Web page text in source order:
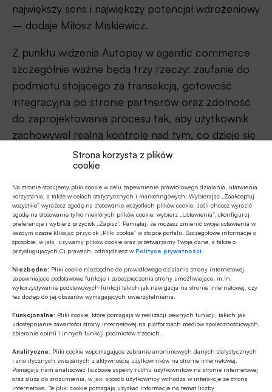
Strona korzysta z plików
cookie
Na stronie stosujemy pliki cookie w celu zapewnienie prawidłowego działania, ułatwienia
korzystania, a także w celach statystycznych i marketingowych. Wybierając „Zaakceptuj
wszystkie” wyrażasz zgodę na stosowanie wszystkich plików cookie. Jeśli chcesz wyrazić
zgodę na stosowanie tylko niektórych plików cookie, wybierz „Ustawienia”, skonfiguruj
preferencje i wybierz przycisk „Zapisz”. Pamiętaj, że możesz zmienić swoje ustawienia w
każdym czasie klikając przycisk „Pliki cookie” w stopce portalu. Szczegółowe informacje o
sposobie, w jaki używamy plików cookie oraz przetwarzamy Twoje dane, a także o
przysługujących Ci prawach, odnajdziesz wPolityce prywatności
Niezbędne: Pliki cookie niezbędne do prawidłowego działania strony internetowej,
zapewniające podstawowe funkcje i zabezpieczenia strony umożliwiające, m.in.
wykorzystywanie podstawowych funkcji takich jak nawigacja na stronie internetowej, czy
tez dostęp do jej obszarów wymagających uwierzytelnienia.
Funkcjonalne: Pliki cookie, które pomagają w realizacji pewnych funkcji, takich jak
udostępnianie zawartości strony internetowej na platformach mediów społecznościowych,
zbieranie opinii i innych funkcji podmiotów trzecich.
Analityczne: Pliki cookie wspomagające zebranie anonimowych danych statystycznych
i analitycznych związanych z aktywnością użytkowników na stronie internetowej.
Pomagają nam analizować liczbowe aspekty ruchu użytkowników na stronie internetowej
oraz służą do zrozumienia, w jaki sposób użytkownicy wchodzą w interakcje ze stroną
internetową. Te pliki cookie pomagają uzyskać informacje na temat liczby
największy sens i największy potencjał wdrożeniowy
– dodaje Miłosz Miśkiewicz.
Z punktu widzenia Autopay w agentic commerce
szczególnie ważne będą trzy rzeczy: zaufanie do
podmiotu stojącego za transakcją, gotowość
integracyjna po stronie partnerów oraz zdolność
do zaprojektowania procesu tak, aby użytkownik
zachowywał realną kontrolę nad tym, co dzieje się
z jego pieniędzmi i danymi.
odpowiedź na chwilowy trend, ale jako
przygotowanie infrastruktury płatniczej do świata,
w którym coraz więcej procesów zakupowych i
usługowych będzie realizowanych w środowiskach